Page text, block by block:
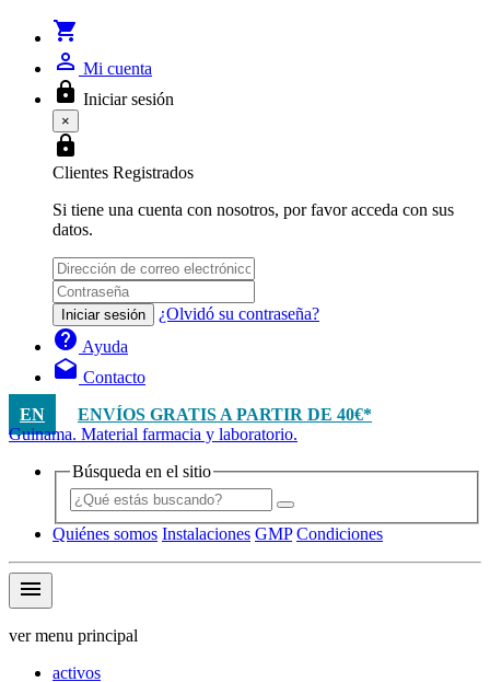
shopping_cart
person_outline Mi cuenta
lock Iniciar sesión
×
lock
Clientes Registrados
Si tiene una cuenta con nosotros, por favor acceda con sus
datos.
Iniciar sesión ¿Olvidó su contraseña?
help Ayuda
drafts Contacto
EN
ENVÍOS GRATIS A PARTIR DE 40€*
Guinama. Material farmacia y laboratorio.
Búsqueda en el sitio
Quiénes somos Instalaciones GMP Condiciones
menu
ver menu principal
activos